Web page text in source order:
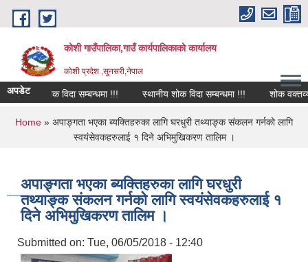
Skip to main content
कोशी गाउँपालिका,गाउँ कार्यपालिकाको कार्यालय
काेशी प्रदेश ,सुनसरी,नेपाल
अपडेटशोक विदा सम्बन्धमा !!! स्थानीय शोक विदा सम्बन्धमा !!! शोक वक्तव्य
You are here
Home » अपाङ्गता भएका ब्यक्तिहरुका लागि घरधुरी तथ्याङ्क संकलन गर्नको लागि
स्वयंसेवकहरुलाई १ दिने अभिमुखिकरण तालिम ।
अपाङ्गता भएका ब्यक्तिहरुका लागि घरधुरी
तथ्याङ्क संकलन गर्नको लागि स्वयंसेवकहरुलाई १
दिने अभिमुखिकरण तालिम ।
Submitted on: Tue, 06/05/2018 - 12:40